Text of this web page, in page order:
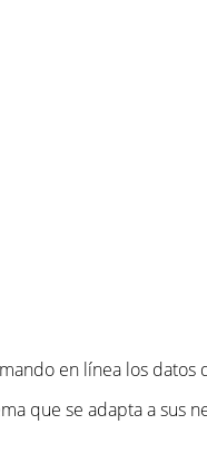
en línea los
que se adapta a